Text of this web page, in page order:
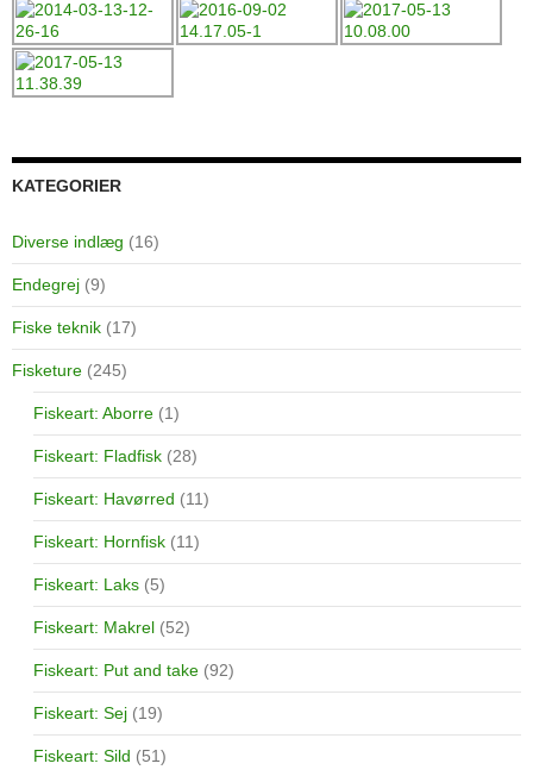
KATEGORIER
Diverse indlæg (16)
Endegrej (9)
Fiske teknik (17)
Fisketure (245)
Fiskeart: Aborre (1)
Fiskeart: Fladfisk (28)
Fiskeart: Havørred (11)
Fiskeart: Hornfisk (11)
Fiskeart: Laks (5)
Fiskeart: Makrel (52)
Fiskeart: Put and take (92)
Fiskeart: Sej (19)
Fiskeart: Sild (51)